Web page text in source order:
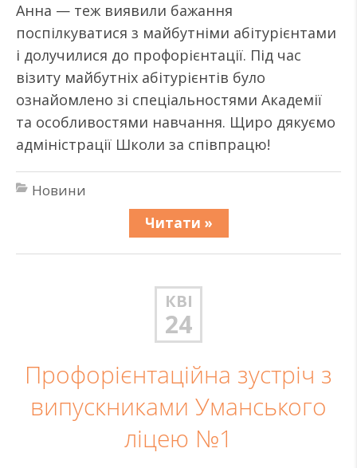
Анна — теж виявили бажання
поспілкуватися з майбутніми абітурієнтами
і долучилися до профорієнтації. Під час
візиту майбутніх абітурієнтів було
ознайомлено зі спеціальностями Академії
та особливостями навчання. Щиро дякуємо
адміністрації Школи за співпрацю!
Новини
Читати »
КВІ
24
Профорієнтаційна зустріч з
випускниками Уманського
ліцею №1